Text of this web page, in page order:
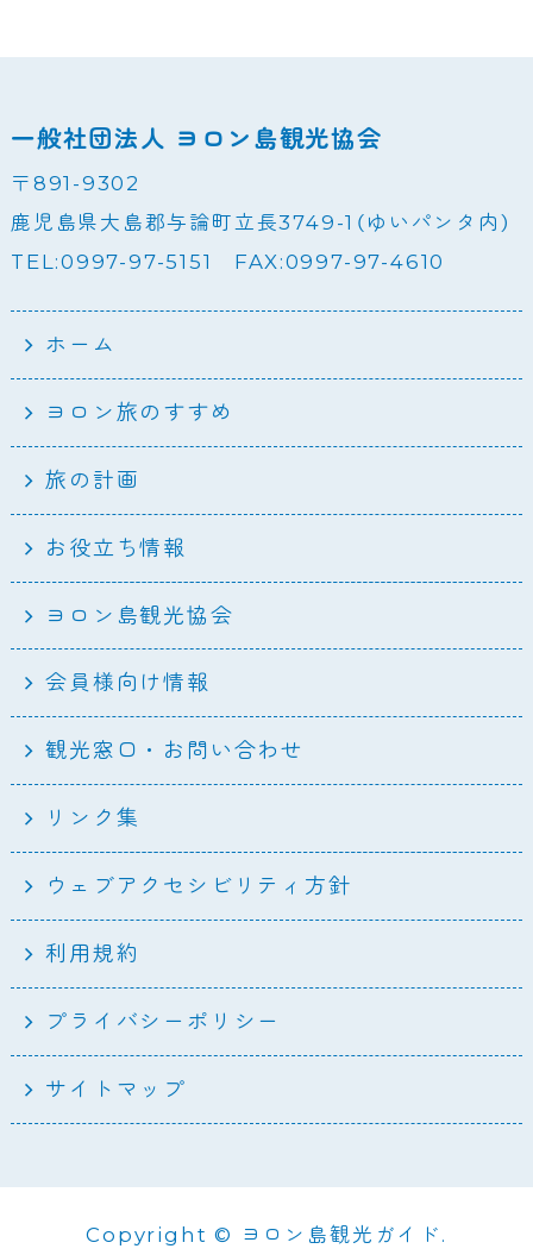
一般社団法人 ヨロン島観光協会
〒891-9302
鹿児島県大島郡与論町立長3749-1（ゆいパンタ内）
TEL:0997-97-5151 FAX:0997-97-4610
ホーム
ヨロン旅のすすめ
旅の計画
お役立ち情報
ヨロン島観光協会
会員様向け情報
観光窓口・お問い合わせ
リンク集
ウェブアクセシビリティ方針
利用規約
プライバシーポリシー
サイトマップ
Copyright © ヨロン島観光ガイド.